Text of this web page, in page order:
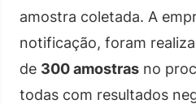
amostra coletada. A
notificação, foram
de 300 amostras no
todas com resultados